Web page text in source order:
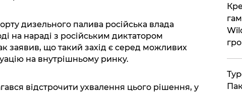
дизельного палива російська влада
на нараді з російським диктатором
заявив, що такий захід є серед можливих
на внутрішньому ринку.
відстрочити ухвалення цього рішення, у